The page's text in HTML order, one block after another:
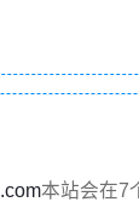
本站会在7